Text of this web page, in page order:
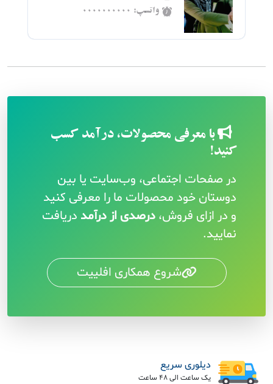
واتسپ: 0000000000
با معرفی محصولات، درآمد کسب
کنید!
در صفحات اجتماعی، وب‌سایت یا بین
دوستان خود محصولات ما را معرفی کنید
و در ازای فروش، درصدی از درآمد دریافت
نمایید.
شروع همکاری افلییت
دیلوری سریع
یک ساعت الی 48 ساعت